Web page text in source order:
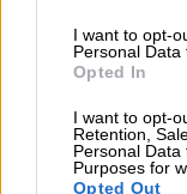
I want to opt-
Personal Data
Opted In
I want to opt-
Retention,
Personal
Purposes for
Opted Out
Más artículos de este
martes, 3 de diciembre de